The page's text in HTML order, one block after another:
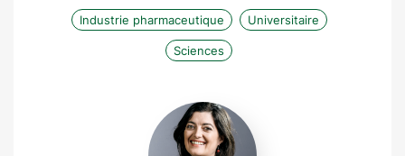
Industrie pharmaceutique
Universitaire
Sciences
Carole
Stora-
Calté